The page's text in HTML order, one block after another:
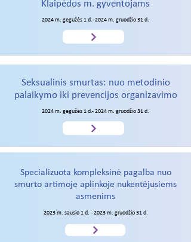
Klaipėdos m. gyventojams
2024 m. gegužės 1 d.- 2024 m. gruodžio 31 d.
Seksualinis smurtas: nuo metodinio
palaikymo iki prevencijos organizavimo
2024 m. gegužės 1 d.- 2024 m. gruodžio 31 d.
Specializuota kompleksinė pagalba nuo
smurto artimoje aplinkoje nukentėjusiems
asmenims
2023 m. sausio 1 d. - 2023 m. gruodžio 31 d.